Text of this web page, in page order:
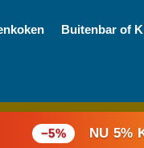
Buitenbar of
−5% NU 5%